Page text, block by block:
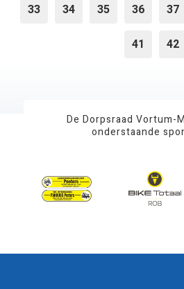
33 34 35 36 37
41 42
De Dorpsraad Vortum-
onderstaande